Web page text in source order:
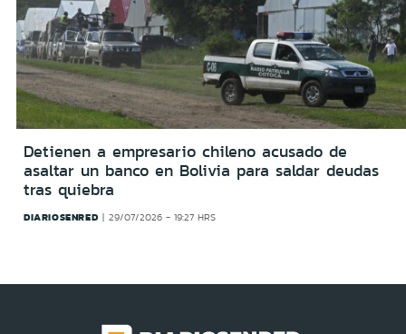
Detienen a empresario chileno acusado de
asaltar un banco en Bolivia para saldar deudas
tras quiebra
DIARIOSENRED 29/07/2026 - 19:27 HRS